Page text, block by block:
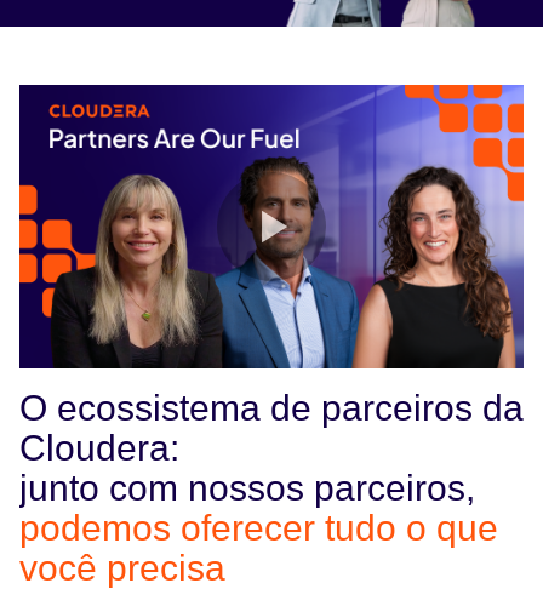
Vídeos de parceiros
O ecossistema de parceiros da
Cloudera:
junto com nossos parceiros,
podemos oferecer tudo o que
você precisa